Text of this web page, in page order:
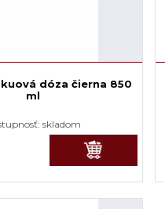
dóza čierna 850
ml
skladom